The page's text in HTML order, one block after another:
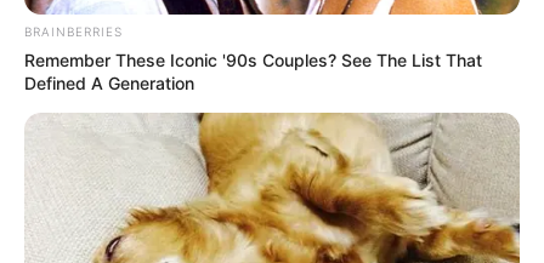
felhúzzák a magasabb ellátások, miközben nagyon
sok idős ember ennél jóval kevesebb pénzből él.
Ezért fontosabb kérdés lehet, hogy hányan vannak
azok, akik 250 ezer forint alatt kapnak nyugdíjat.
Ha valóban mintegy 1,3 millió ember tartozik ebbe
a körbe, akkor a nyugdíjas SZÉP-kártya maximális
támogatása nagyon széles társadalmi réteget
BRAINBERRIES
Remember These Iconic '90s Couples? See The List That
Defined A Generation